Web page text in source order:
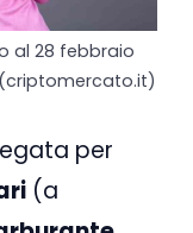
al 28 febbraio
per
(a